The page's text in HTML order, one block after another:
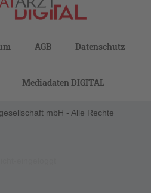
AGB Datenschutz
Mediadaten DIGITAL
mbH - Alle Rechte